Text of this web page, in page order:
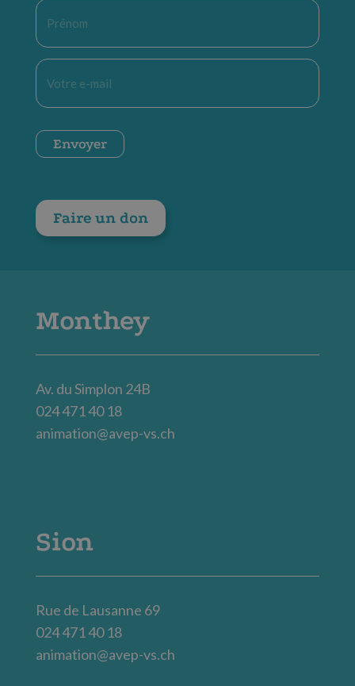
Prénom
E-
mail
CAPTCHA
Envoyer
Faire un don
Monthey
Av. du Simplon 24B
024 471 40 18
animation@avep-vs.ch
Sion
Rue de Lausanne 69
024 471 40 18
animation@avep-vs.ch